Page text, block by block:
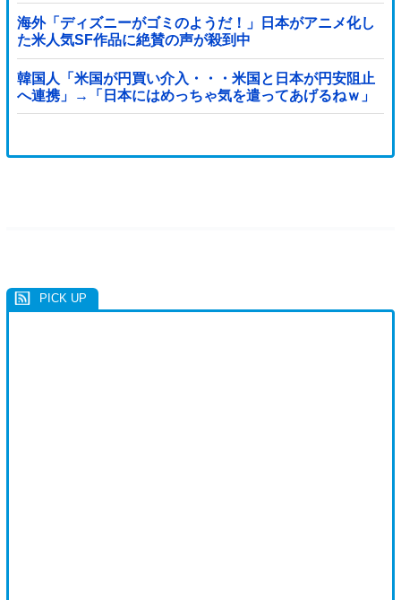
海外「ディズニーがゴミのようだ！」日本がアニメ化し
た米人気SF作品に絶賛の声が殺到中
韓国人「米国が円買い介入・・・米国と日本が円安阻止
へ連携」→「日本にはめっちゃ気を遣ってあげるねｗ」
「ウォンも救ってくれ・・・」